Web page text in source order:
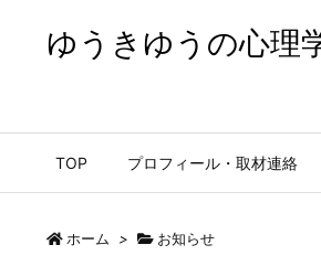
ゆうきゆうの心理
TOP プロフィール・取材連絡
ホーム > お知らせ